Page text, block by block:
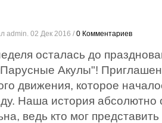
admin. 02 Дек 2016 / 0 Комментариев
осталась до
Акулы"!
движения, которое
Наша история абсолютно
ведь кто мог